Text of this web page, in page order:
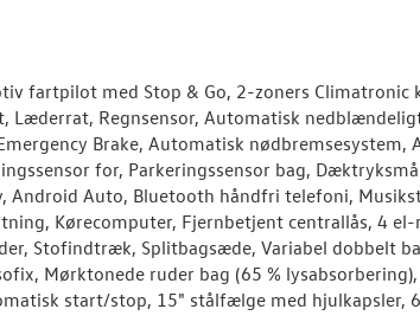
fartpilot med Stop & Go, 2-zoners Climatronic
Regnsensor, Automatisk
Brake, Automatisk nødbremsesystem,
for, Parkeringssensor bag,
Android Auto, Bluetooth håndfri telefoni,
Kørecomputer, Fjernbetjent centrallås, 4
Stofindtræk, Splitbagsæde, Variabel dobbelt
Mørktonede ruder bag (65 %
start/stop, 15" stålfælge med hjulkapsler,